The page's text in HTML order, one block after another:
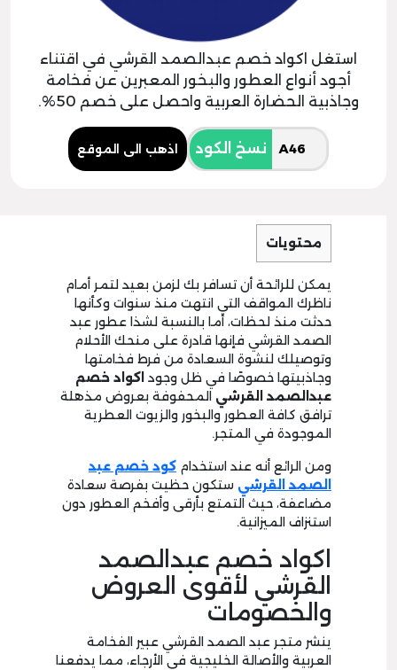
استغل اكواد خصم عبدالصمد القرشي في اقتناء
أجود أنواع العطور والبخور المعبرين عن فخامة
وجاذبية الحضارة العربية واحصل على خصم 50%.
نسخ الكود اذهب الى الموقع
محتويات
يمكن للرائحة أن تسافر بك لزمن بعيد لتمر أمام
ناظرك المواقف التي انتهت منذ سنوات وكأنها
حدثت منذ لحظات، أما بالنسبة لشذا عطور عبد
الصمد القرشي فإنها قادرة على منحك الأحلام
وتوصيلك لنشوة السعادة من فرط فخامتها
وجاذبيتها خصوصًا في ظل وجود اكواد خصم
عبدالصمد القرشي المحفوفة بعروض مذهلة
ترافق كافة العطور والبخور والزيوت العطرية
الموجودة في المتجر.
ومن الرائع أنه عند استخدام كود خصم عبد
الصمد القرشي ستكون حظيت بفرصة سعادة
مضاعفة، حيث التمتع بأرقى وأفخم العطور دون
استنزاف الميزانية.
اكواد خصم عبدالصمد
القرشي لأقوى العروض
والخصومات
ينشر متجر عبد الصمد القرشي عبير الفخامة
العربية والأصالة الخليجية في الأرجاء، مما يدفعنا